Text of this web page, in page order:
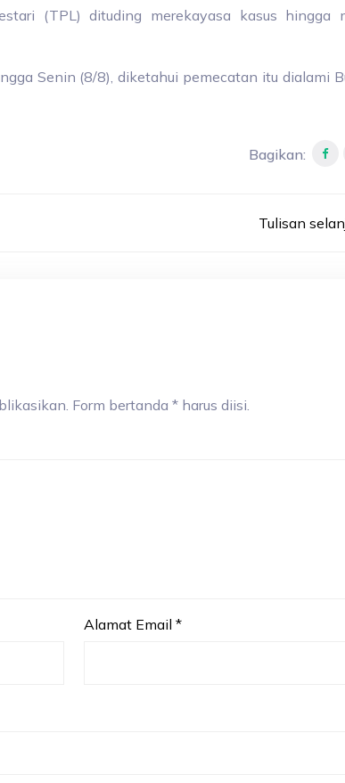
(TPL) dituding merekayasa kasus hingga
Senin (8/8), diketahui pemecatan itu dialami
Bagikan:
Tulisan
Form bertanda * harus diisi.
Alamat Email *